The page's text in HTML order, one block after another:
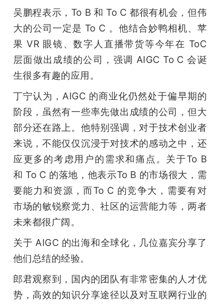
吴鹏程表示，To B 和 To C 都很有机会，但伟
大的公司一定是 To C 。他结合妙鸭相机、苹
果 VR 眼镜、数字人直播带货等今年在 ToC
层面做出成绩的公司，强调 AIGC To C 会诞
生很多有趣的应用。
丁宁认为，AIGC 的商业化仍然处于偏早期的
阶段，虽然有一些率先做出成绩的公司，但大
部分还在路上。他特别强调，对于技术创业者
来说，不能仅仅沉浸于对技术的感动之中，还
应更多的考虑用户的需求和痛点。关于To B
和 To C 的落地，他表示To B 的市场很大，需
要能力和资源，而To C 的竞争大，需要有对
市场的敏锐察觉力、社区的运营能力等，两者
未来都很广阔。
关于 AIGC 的出海和全球化，几位嘉宾分享了
他们总结的经验。
郎君观察到，国内的团队有非常密集的人才优
势，高效的知识分享途径以及对互联网行业的